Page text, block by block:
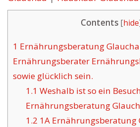
Contents [hide
1 Ernährungsberatung
Ernährungsberater
sowie glücklich sein.
1.1 Weshalb ist so ein
Ernährungsberatung
1.2 1A Ernährungsberatung